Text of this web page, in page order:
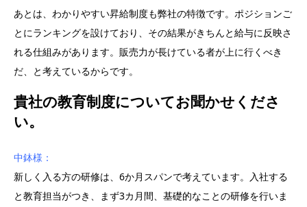
あとは、わかりやすい昇給制度も弊社の特徴です。ポジションご
とにランキングを設けており、その結果がきちんと給与に反映さ
れる仕組みがあります。販売力が長けている者が上に行くべき
だ、と考えているからです。
貴社の教育制度についてお聞かせくださ
い。
中鉢様：
新しく入る方の研修は、6か月スパンで考えています。入社する
と教育担当がつき、まず3カ月間、基礎的なことの研修を行いま